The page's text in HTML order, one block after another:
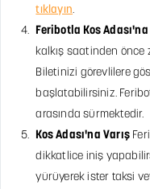
tıklayın.
Feribotla Kos
kalkış saatinden önce
Biletinizi görevlilere
başlatabilirsiniz.
arasında sürmektedir.
Kos Adası'na Varış
dikkatlice iniş
yürüyerek ister taksi